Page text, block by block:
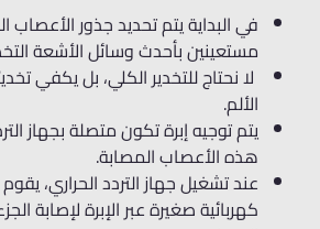
في البداية يتم تحديد جذور الأعصاب
مستعينين بأحدث وسائل الأشعة
لا نحتاج للتخدير الكلي، بل يكفي
الألم.
يتم توجيه إبرة تكون متصلة بجهاز
هذه الأعصاب المصابة.
عند تشغيل جهاز التردد الحراري،
كهربائية صغيرة عبر الإبرة لإصابة